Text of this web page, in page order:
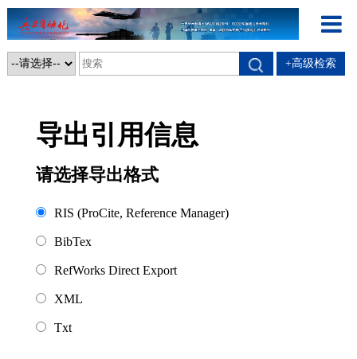
+高级检索
导出引用信息
请选择导出格式
RIS (ProCite, Reference Manager)
BibTex
RefWorks Direct Export
XML
Txt